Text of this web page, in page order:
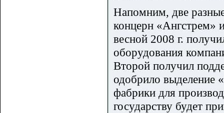
Напомним, две
концерн «Ангстрем»
весной 2008 г.
оборудования
Второй получил
одобрило выделение
фабрики для
государству будет